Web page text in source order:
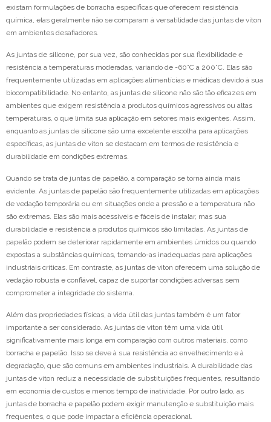
existam formulações de borracha específicas que oferecem resistência
química, elas geralmente não se comparam à versatilidade das juntas de viton
em ambientes desafiadores.
As juntas de silicone, por sua vez, são conhecidas por sua flexibilidade e
resistência a temperaturas moderadas, variando de -60°C a 200°C. Elas são
frequentemente utilizadas em aplicações alimentícias e médicas devido à sua
biocompatibilidade. No entanto, as juntas de silicone não são tão eficazes em
ambientes que exigem resistência a produtos químicos agressivos ou altas
temperaturas, o que limita sua aplicação em setores mais exigentes. Assim,
enquanto as juntas de silicone são uma excelente escolha para aplicações
específicas, as juntas de viton se destacam em termos de resistência e
durabilidade em condições extremas.
Quando se trata de juntas de papelão, a comparação se torna ainda mais
evidente. As juntas de papelão são frequentemente utilizadas em aplicações
de vedação temporária ou em situações onde a pressão e a temperatura não
são extremas. Elas são mais acessíveis e fáceis de instalar, mas sua
durabilidade e resistência a produtos químicos são limitadas. As juntas de
papelão podem se deteriorar rapidamente em ambientes úmidos ou quando
expostas a substâncias químicas, tornando-as inadequadas para aplicações
industriais críticas. Em contraste, as juntas de viton oferecem uma solução de
vedação robusta e confiável, capaz de suportar condições adversas sem
comprometer a integridade do sistema.
Além das propriedades físicas, a vida útil das juntas também é um fator
importante a ser considerado. As juntas de viton têm uma vida útil
significativamente mais longa em comparação com outros materiais, como
borracha e papelão. Isso se deve à sua resistência ao envelhecimento e à
degradação, que são comuns em ambientes industriais. A durabilidade das
juntas de viton reduz a necessidade de substituições frequentes, resultando
em economia de custos e menos tempo de inatividade. Por outro lado, as
juntas de borracha e papelão podem exigir manutenção e substituição mais
frequentes, o que pode impactar a eficiência operacional.